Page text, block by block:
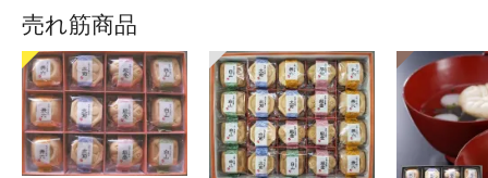
売れ筋商品